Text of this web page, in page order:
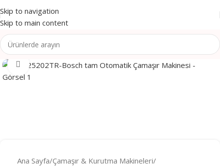
Skip to navigation
Skip to main content
Click to enlarge
Ana Sayfa Çamaşır & Kurutma Makineleri